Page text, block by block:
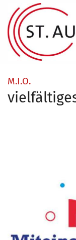
Zum Inhalt
M.I.O.: